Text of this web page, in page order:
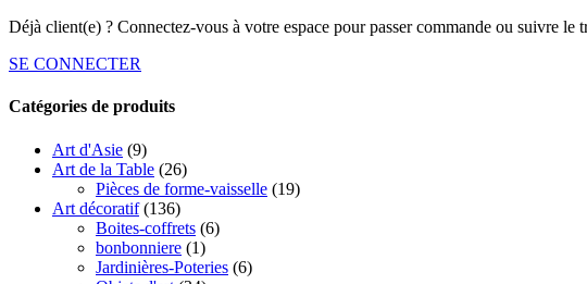
Déjà client(e) ? Connectez-vous à votre espace pour passer commande ou suivre le
SE CONNECTER
Catégories de produits
Art d'Asie (9)
Art de la Table (26)
Pièces de forme-vaisselle (19)
Art décoratif (136)
Boites-coffrets (6)
bonbonniere (1)
Jardinières-Poteries (6)